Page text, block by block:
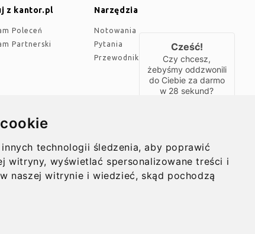
technologii śledzenia, aby poprawić
witryny, wyświetlać spersonalizowane treści i
naszej witrynie i wiedzieć, skąd pochodzą
z kantor.pl
Poleceń
Partnerski
Narzędzia
Notowania
Pytania
Przewodnik
Kontakt
Cześć!
Czy chcesz,
żebyśmy oddzwonili
do Ciebie za darmo
w 28 sekund?